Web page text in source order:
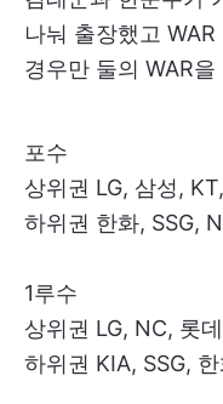
나눠 출장했고
경우만 둘의 WAR
포수
상위권 LG, 삼성,
하위권 한화, SSG,
1루수
상위권 LG, NC, 롯
하위권 KIA, SSG,